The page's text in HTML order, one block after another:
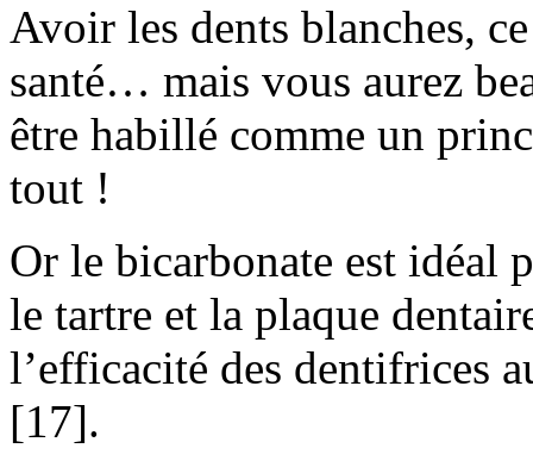
Avoir les dents blanches,
santé… mais vous aurez
être habillé comme un
tout !
Or le bicarbonate est idéal
le tartre et la plaque
l’efficacité des dentifrices
[17].